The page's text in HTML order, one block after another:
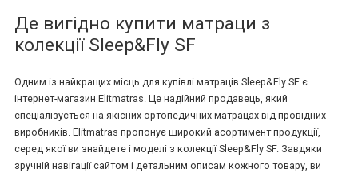
Де вигідно купити матраци з
колекції Sleep&Fly SF
Одним із найкращих місць для купівлі матраців Sleep&Fly SF є
інтернет-магазин Elitmatras. Це надійний продавець, який
спеціалізується на якісних ортопедичних матрацах від провідних
виробників. Elitmatras пропонує широкий асортимент продукції,
серед якої ви знайдете і моделі з колекції Sleep&Fly SF. Завдяки
зручній навігації сайтом і детальним описам кожного товару, ви